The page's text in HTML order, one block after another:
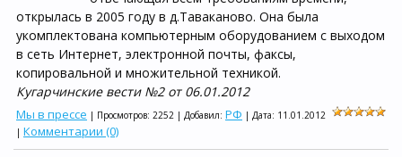
открылась в 2005 году в д.Таваканово. Она была
укомплектована компьютерным оборудованием с выходом
в сеть Интернет, электронной почты, факсы,
копировальной и множительной техникой.
Кугарчинские вести №2 от 06.01.2012
Мы в прессе | Просмотров: 2252 | Добавил: РФ | Дата: 11.01.2012
| Комментарии (0)